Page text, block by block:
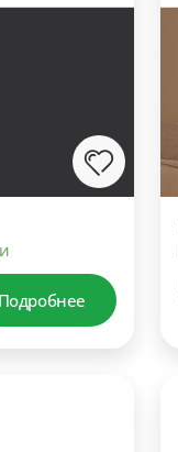
Подробнее